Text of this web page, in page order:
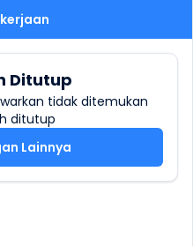
Ditutup
tidak ditemukan
ditutup
Lainnya